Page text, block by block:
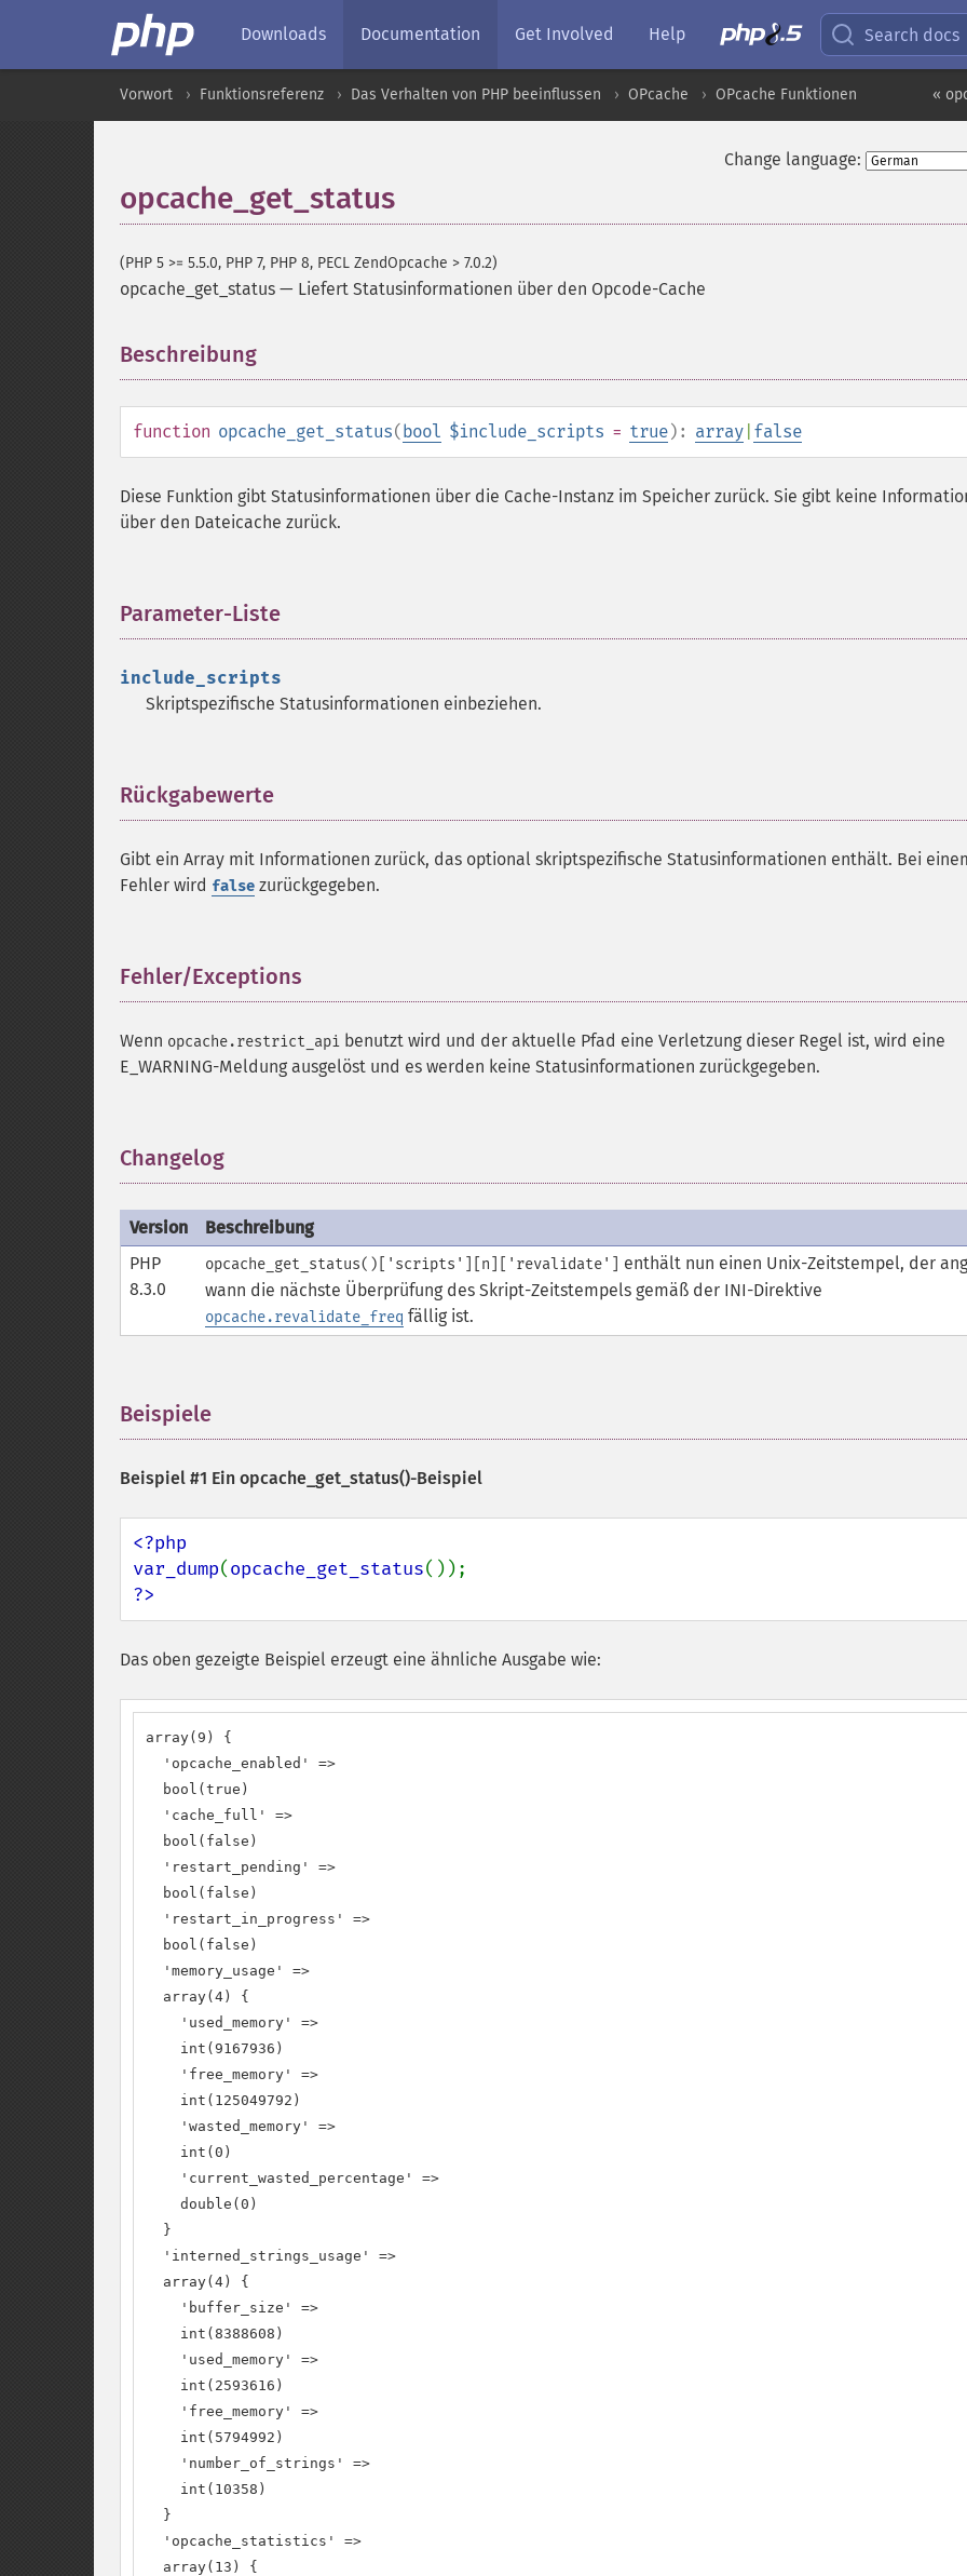
Downloads Documentation Get Involved Help Search docs
«
Vorwort Funktionsreferenz Das Verhalten von PHP beeinflussen OPcache OPcache Funktionen
Change language:
opcache_get_status
(PHP 5 >= 5.5.0, PHP 7, PHP 8, PECL ZendOpcache > 7.0.2)
opcache_get_status — Liefert Statusinformationen über den Opcode-Cache
Beschreibung
function opcache_get_status(bool $include_scripts = true): array false
Diese Funktion gibt Statusinformationen über die Cache-Instanz im Speicher zurück. Sie gibt keine
über den Dateicache zurück.
Parameter-Liste
include_scripts
Skriptspezifische Statusinformationen einbeziehen.
Rückgabewerte
Gibt ein Array mit Informationen zurück, das optional skriptspezifische Statusinformationen enthält. Bei
Fehler wird false zurückgegeben.
Fehler/Exceptions
Wenn opcache.restrict_api benutzt wird und der aktuelle Pfad eine Verletzung dieser Regel ist, wird eine
E_WARNING-Meldung ausgelöst und es werden keine Statusinformationen zurückgegeben.
Changelog
Version
Beschreibung
PHP
8.3.0
opcache_get_status()['scripts'][n]['revalidate']
enthält nun einen Unix-Zeitstempel, der
wann die nächste Überprüfung des Skript-Zeitstempels gemäß der INI-Direktive
opcache.revalidate_freq fällig ist.
Beispiele
Beispiel #1 Ein opcache_get_status()-Beispiel
<?php
var_dump(opcache_get_status
?>
Das oben gezeigte Beispiel erzeugt eine ähnliche Ausgabe wie:
array(9) {
  'opcache_enabled' =>
  bool(true)
  'cache_full' =>
  bool(false)
  'restart_pending' =>
  bool(false)
  'restart_in_progress' =>
  bool(false)
  'memory_usage' =>
  array(4) {
    'used_memory' =>
    int(9167936)
    'free_memory' =>
    int(125049792)
    'wasted_memory' =>
    int(0)
    'current_wasted_percentage' =>
    double(0)
  }
  'interned_strings_usage' =>
  array(4) {
    'buffer_size' =>
    int(8388608)
    'used_memory' =>
    int(2593616)
    'free_memory' =>
    int(5794992)
    'number_of_strings' =>
    int(10358)
  }
  'opcache_statistics' =>
  array(13) {